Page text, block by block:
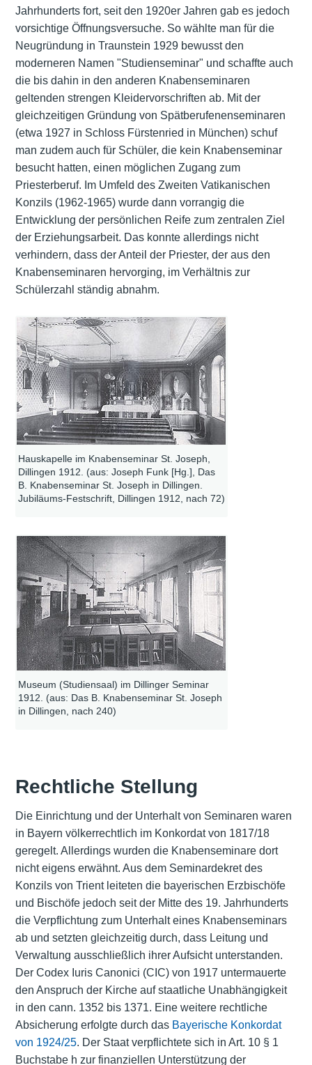
Jahrhunderts fort, seit den 1920er Jahren gab es jedoch
vorsichtige Öffnungsversuche. So wählte man für die
Neugründung in Traunstein 1929 bewusst den
moderneren Namen "Studienseminar" und schaffte auch
die bis dahin in den anderen Knabenseminaren
geltenden strengen Kleidervorschriften ab. Mit der
gleichzeitigen Gründung von Spätberufenenseminaren
(etwa 1927 in Schloss Fürstenried in München) schuf
man zudem auch für Schüler, die kein Knabenseminar
besucht hatten, einen möglichen Zugang zum
Priesterberuf. Im Umfeld des Zweiten Vatikanischen
Konzils (1962-1965) wurde dann vorrangig die
Entwicklung der persönlichen Reife zum zentralen Ziel
der Erziehungsarbeit. Das konnte allerdings nicht
verhindern, dass der Anteil der Priester, der aus den
Knabenseminaren hervorging, im Verhältnis zur
Schülerzahl ständig abnahm.
Hauskapelle im Knabenseminar St. Joseph,
Dillingen 1912. (aus: Joseph Funk [Hg.], Das
B. Knabenseminar St. Joseph in Dillingen.
Jubiläums-Festschrift, Dillingen 1912, nach 72)
Museum (Studiensaal) im Dillinger Seminar
1912. (aus: Das B. Knabenseminar St. Joseph
in Dillingen, nach 240)
Rechtliche Stellung
Die Einrichtung und der Unterhalt von Seminaren waren
in Bayern völkerrechtlich im Konkordat von 1817/18
geregelt. Allerdings wurden die Knabenseminare dort
nicht eigens erwähnt. Aus dem Seminardekret des
Konzils von Trient leiteten die bayerischen Erzbischöfe
und Bischöfe jedoch seit der Mitte des 19. Jahrhunderts
die Verpflichtung zum Unterhalt eines Knabenseminars
ab und setzten gleichzeitig durch, dass Leitung und
Verwaltung ausschließlich ihrer Aufsicht unterstanden.
Der Codex Iuris Canonici (CIC) von 1917 untermauerte
den Anspruch der Kirche auf staatliche Unabhängigkeit
in den cann. 1352 bis 1371. Eine weitere rechtliche
Absicherung erfolgte durch das Bayerische Konkordat
von 1924/25. Der Staat verpflichtete sich in Art. 10 § 1
Buchstabe h zur finanziellen Unterstützung der